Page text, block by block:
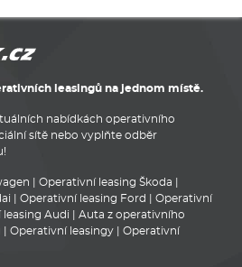
leasingů na jednom místě.
nabídkách operativního
sítě nebo vyplňte odběr
Operativní leasing Škoda
Operativní leasing Ford
Operativní
Audi
Auta z operativního
Operativní leasingy
Operativní